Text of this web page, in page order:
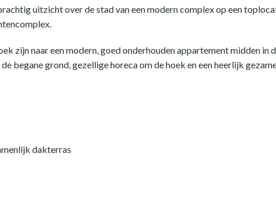
uitzicht over de stad van een modern complex op een
zijn naar een modern, goed onderhouden appartement midden in
begane grond, gezellige horeca om de hoek en een heerlijk
dakterras